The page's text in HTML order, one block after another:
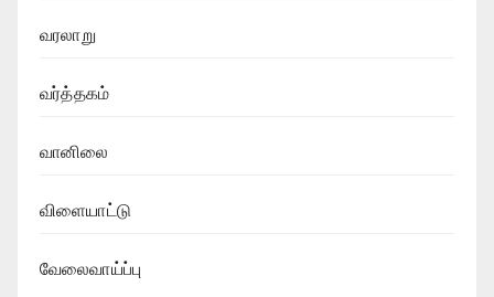
வரலாறு
வர்த்தகம்
வானிலை
விளையாட்டு
வேலைவாய்ப்பு